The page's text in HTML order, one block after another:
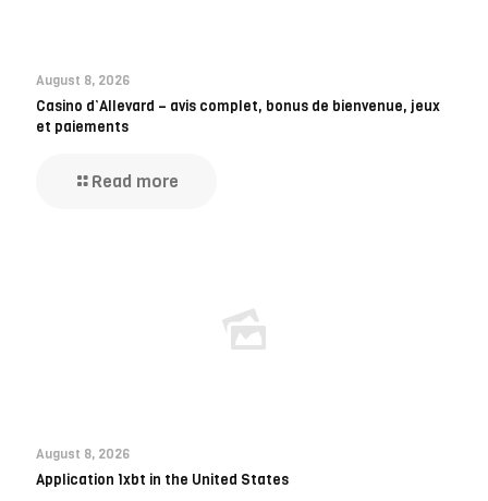
August 8, 2026
Casino d’Allevard – avis complet, bonus de bienvenue, jeux
et paiements
Read more
August 8, 2026
Application 1xbt in the United States